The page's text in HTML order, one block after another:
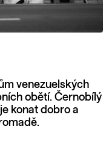
venezuelských
obětí. Černobílý
konat dobro a